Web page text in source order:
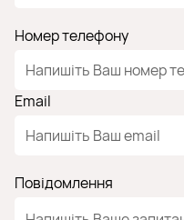
Номер телефону
Email
Повідомлення